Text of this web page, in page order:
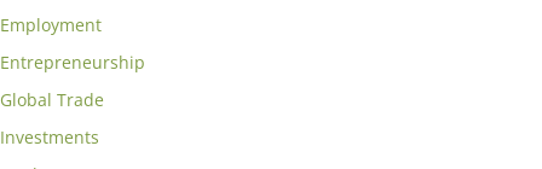
Employment
Entrepreneurship
Global Trade
Investments